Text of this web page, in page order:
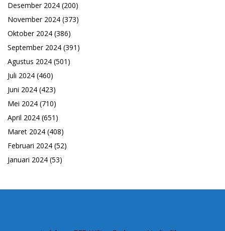
Desember 2024 (200)
November 2024 (373)
Oktober 2024 (386)
September 2024 (391)
Agustus 2024 (501)
Juli 2024 (460)
Juni 2024 (423)
Mei 2024 (710)
April 2024 (651)
Maret 2024 (408)
Februari 2024 (52)
Januari 2024 (53)